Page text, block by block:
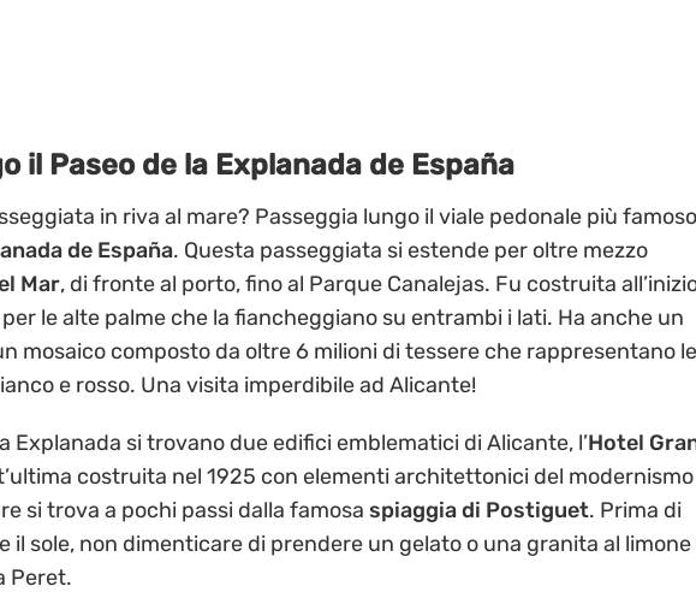
il Paseo de la Explanada de España
in riva al mare? Passeggia lungo il viale pedonale più famoso
de España. Questa passeggiata si estende per oltre mezzo
Mar, di fronte al porto, fino al Parque Canalejas. Fu costruita
le alte palme che la fiancheggiano su entrambi i lati. Ha anche un
mosaico composto da oltre 6 milioni di tessere che rappresentano le
e rosso. Una visita imperdibile ad Alicante!
Explanada si trovano due edifici emblematici di Alicante, l’Hotel
costruita nel 1925 con elementi architettonici del modernismo
si trova a pochi passi dalla famosa spiaggia di Postiguet. Prima di
il sole, non dimenticare di prendere un gelato o una granita al limone
Peret.